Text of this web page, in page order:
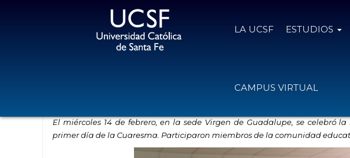
LA UCSF ESTUDIOS
CAMPUS VIRTUAL
El miércoles 14 de febrero, en la sede Virgen de Guadalupe, se celebró
primer día de la Cuaresma. Participaron miembros de la comunidad